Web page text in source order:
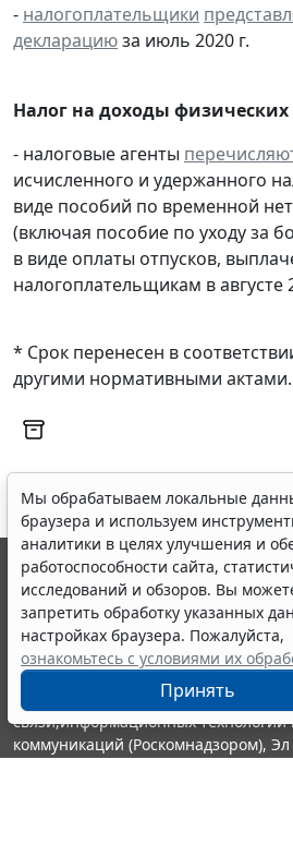
- налогоплательщики
декларациюза июль 2020 г.
Налог на доходы
- налоговые агенты
исчисленного и удержанного
виде пособий по временной
(включая пособие по уходу за
в виде оплаты отпусков,
налогоплательщикам в августе
* Срок перенесен в
другими нормативными актами.
Мы обрабатываем локальные
браузера и используем
аналитики в целях улучшения и
работоспособности сайта,
исследований и обзоров. Вы
запретить обработку указанных
настройках браузера. Пожалуйста,
ознакомьтесь с условиями их
Принять
© ООО "НПП "ГАРАНТ-СЕРВИС",
выпускается с 1990 года.
являются участниками Российской
информации ГАРАНТ.
Портал ГАРАНТ.РУ зарегистрирован
издания Федеральной службой по
связи,информационных технологий
коммуникаций (Роскомнадзором),